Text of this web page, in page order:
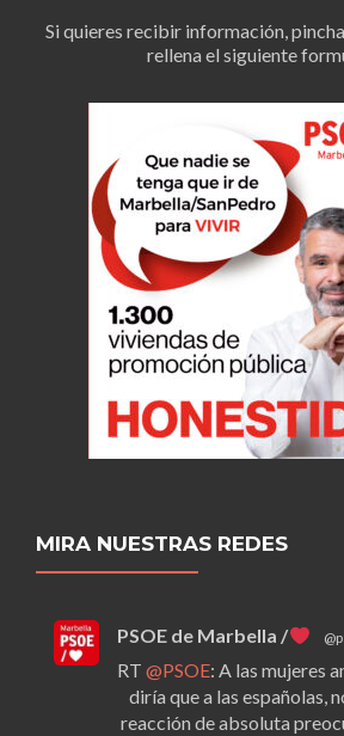
Si quieres recibir información,
rellena el siguiente
MIRA NUESTRAS REDES
PSOE de Marbella /
RT @PSOE: A las mujeres
diría que a las españolas,
reacción de absoluta